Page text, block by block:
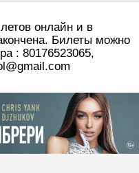
онлайн и в
Билеты можно
: 80176523065,